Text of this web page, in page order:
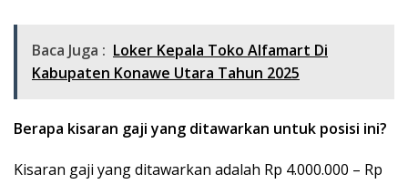
Baca Juga : Loker Kepala Toko Alfamart Di
Kabupaten Konawe Utara Tahun 2025
Berapa kisaran gaji yang ditawarkan untuk posisi ini?
Kisaran gaji yang ditawarkan adalah Rp 4.000.000 – Rp